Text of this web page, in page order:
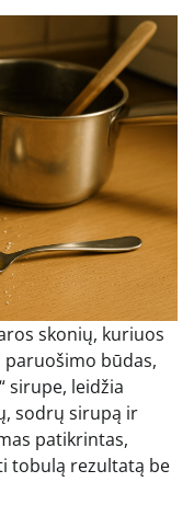
skonių, kuriuos
paruošimo būdas,
sirupe, leidžia
sodrų sirupą ir
patikrintas,
tobulą rezultatą be